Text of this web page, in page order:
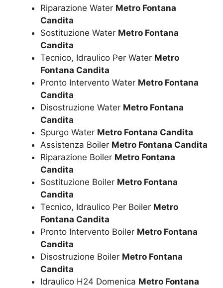
Riparazione Water Metro Fontana
Candita
Sostituzione Water Metro Fontana
Candita
Tecnico, Idraulico Per Water Metro
Fontana Candita
Pronto Intervento Water Metro Fontana
Candita
Disostruzione Water Metro Fontana
Candita
Spurgo Water Metro Fontana Candita
Assistenza Boiler Metro Fontana Candita
Riparazione Boiler Metro Fontana
Candita
Sostituzione Boiler Metro Fontana
Candita
Tecnico, Idraulico Per Boiler Metro
Fontana Candita
Pronto Intervento Boiler Metro Fontana
Candita
Disostruzione Boiler Metro Fontana
Candita
Idraulico H24 Domenica Metro Fontana